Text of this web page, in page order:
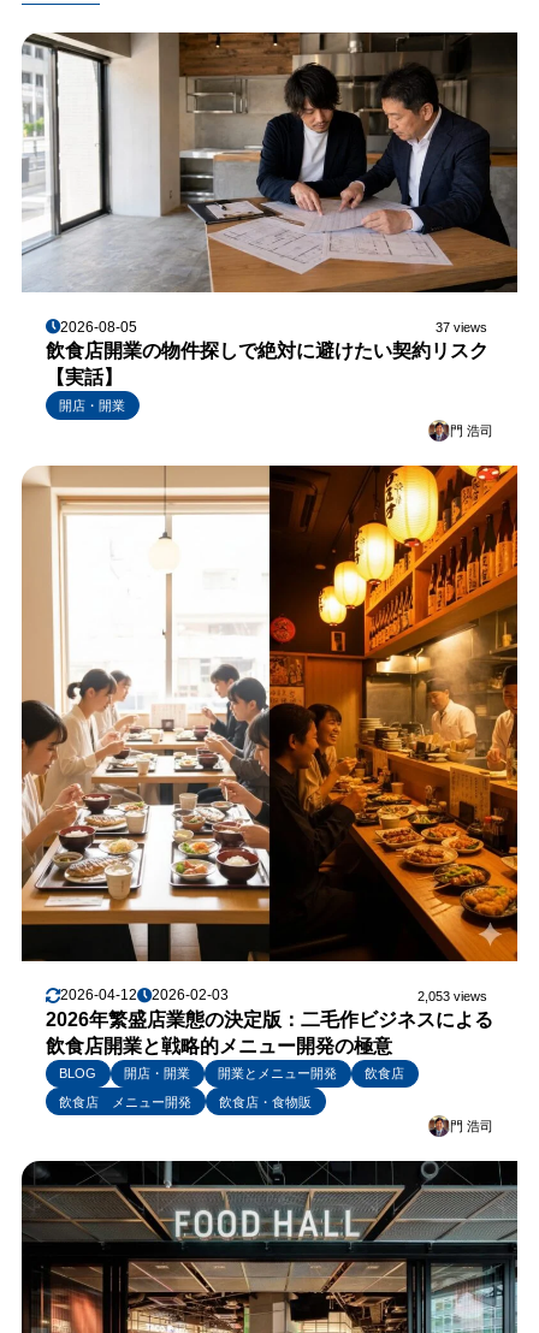
2026-08-05 37 views
飲食店開業の物件探しで絶対に避けたい契約リスク
【実話】
開店・開業
門 浩司
2026-04-12 2026-02-03 2,053 views
2026年繁盛店業態の決定版：二毛作ビジネスによる
飲食店開業と戦略的メニュー開発の極意
BLOG 開店・開業 開業とメニュー開発
飲食店
飲食店 メニュー開発
飲食店・食物販
門 浩司